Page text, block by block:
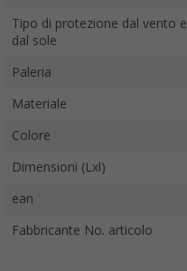
Tipo di protezione dal vento e
dal sole
Paleria
Materiale
Colore
Dimensioni (Lxl)
ean
Fabbricante No. articolo